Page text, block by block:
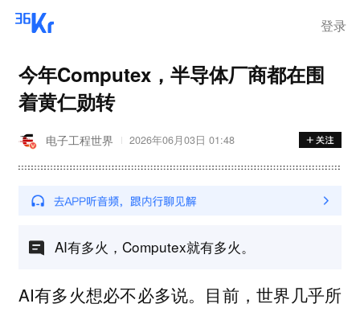
登录
今年Computex，半导体厂商都在围
着黄仁勋转
电子工程世界 2026年06月03日 01:48
AI有多火，Computex就有多火。
AI有多火想必不必多说。目前，世界几乎所